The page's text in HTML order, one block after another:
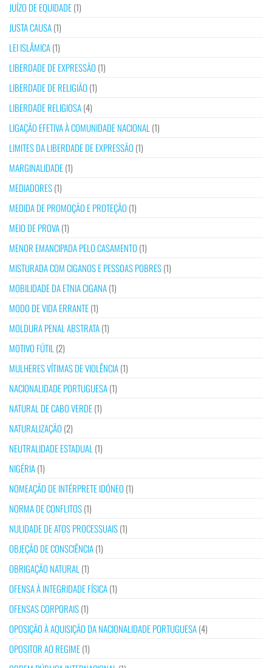
JUÍZO DE EQUIDADE(1)
JUSTA CAUSA(1)
LEI ISLÂMICA(1)
LIBERDADE DE EXPRESSÃO (1)
LIBERDADE DE RELIGIÃO (1)
LIBERDADE RELIGIOSA(4)
LIGAÇÃO EFETIVA À COMUNIDADE NACIONAL(1)
LIMITES DA LIBERDADE DE EXPRESSÃO (1)
MARGINALIDADE(1)
MEDIADORES(1)
MEDIDA DE PROMOÇÃO E PROTEÇÃO (1)
MEIO DE PROVA(1)
MENOR EMANCIPADA PELO CASAMENTO (1)
MISTURADA COM CIGANOS E PESSOAS POBRES(1)
MOBILIDADE DA ETNIA CIGANA(1)
MODO DE VIDA ERRANTE(1)
MOLDURA PENAL ABSTRATA(1)
MOTIVO FÚTIL(2)
MULHERES VÍTIMAS DE VIOLÊNCIA(1)
NACIONALIDADE PORTUGUESA(1)
NATURAL DE CABO VERDE(1)
NATURALIZAÇÃO (2)
NEUTRALIDADE ESTADUAL(1)
NIGÉRIA(1)
NOMEAÇÃO DE INTÉRPRETE IDÓNEO (1)
NORMA DE CONFLITOS(1)
NULIDADE DE ATOS PROCESSUAIS(1)
OBJEÇÃO DE CONSCIÊNCIA(1)
OBRIGAÇÃO NATURAL(1)
OFENSA À INTEGRIDADE FÍSICA(1)
OFENSAS CORPORAIS(1)
OPOSIÇÃO À AQUISIÇÃO DA NACIONALIDADE PORTUGUESA(4)
OPOSITOR AO REGIME(1)